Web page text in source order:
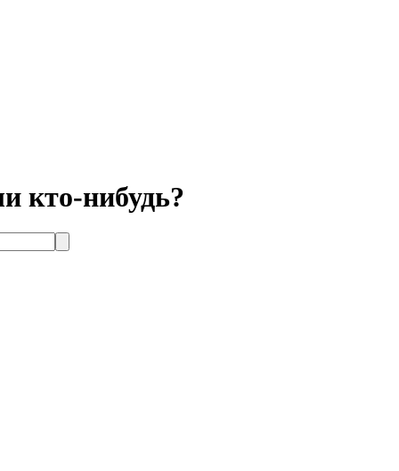
кто-нибудь?